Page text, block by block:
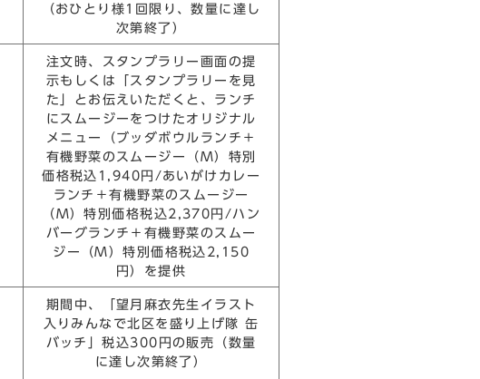
（おひとり様1回限り、数量に達し
次第終了）
注文時、スタンプラリー画面の提
示もしくは「スタンプラリーを見
た」とお伝えいただくと、ランチ
にスムージーをつけたオリジナル
メニュー（ブッダボウルランチ＋
有機野菜のスムージー（M）特別
価格税込1,940円/あいがけカレー
ランチ＋有機野菜のスムージー
（M）特別価格税込2,370円/ハン
バーグランチ＋有機野菜のスムー
ジー（M）特別価格税込2,150
円）を提供
期間中、「望月麻衣先生イラスト
入りみんなで北区を盛り上げ隊 缶
バッチ」税込300円の販売（数量
に達し次第終了）